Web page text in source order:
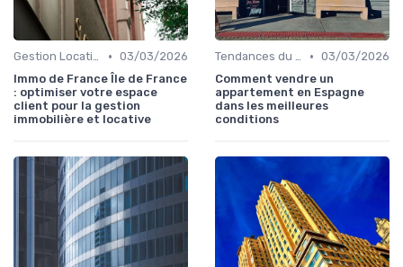
Gestion Locative et Asset Management • 03/03/2026
Immo de France Île de France
: optimiser votre espace
client pour la gestion
immobilière et locative
Tendances du Marché Immobilier Commercial • 03/03/2026
Comment vendre un
appartement en Espagne
dans les meilleures
conditions